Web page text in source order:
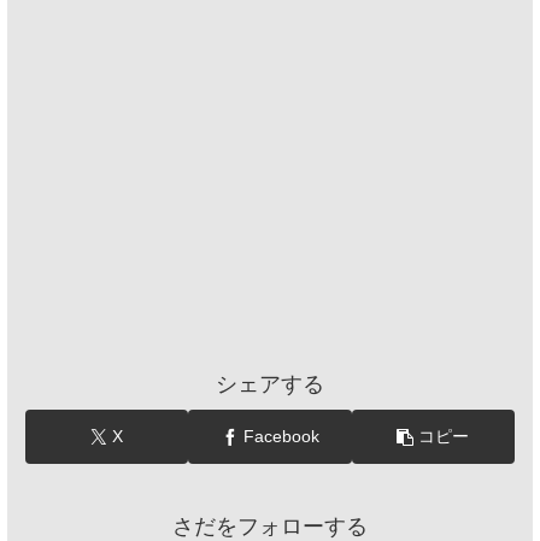
シェアする
X Facebook コピー
さだをフォローする